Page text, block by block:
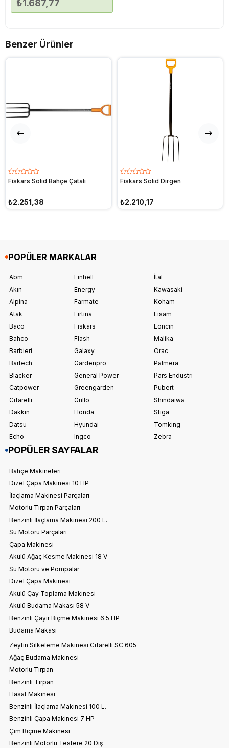
₺1.687,77
Benzer Ürünler
Fiskars Solid Bahçe Çatalı
₺2.251,38
Fiskars Solid Dirgen
₺2.210,17
POPÜLER MARKALAR
Abm
Akın
Alpina
Atak
Baco
Bahco
Barbieri
Bartech
Blacker
Catpower
Cifarelli
Dakkin
Datsu
Echo
Einhell
Energy
Farmate
Fırtına
Fiskars
Flash
Galaxy
Gardenpro
General Power
Greengarden
Grillo
Honda
Hyundai
Ingco
İtal
Kawasaki
Koham
Lisam
Loncin
Malika
Orac
Palmera
Pars Endüstri
Pubert
Shindaiwa
Stiga
Tomking
Zebra
POPÜLER SAYFALAR
Bahçe Makineleri
Dizel Çapa Makinesi 10 HP
İlaçlama Makinesi Parçaları
Motorlu Tırpan Parçaları
Benzinli İlaçlama Makinesi 200 L.
Su Motoru Parçaları
Çapa Makinesi
Akülü Ağaç Kesme Makinesi 18 V
Su Motoru ve Pompalar
Dizel Çapa Makinesi
Akülü Çay Toplama Makinesi
Akülü Budama Makası 58 V
Benzinli Çayır Biçme Makinesi 6.5 HP
Budama Makası
Zeytin Silkeleme Makinesi Cifarelli SC 605
Ağaç Budama Makinesi
Motorlu Tırpan
Benzinli Tırpan
Hasat Makinesi
Benzinli İlaçlama Makinesi 100 L.
Benzinli Çapa Makinesi 7 HP
Çim Biçme Makinesi
Benzinli Motorlu Testere 20 Diş